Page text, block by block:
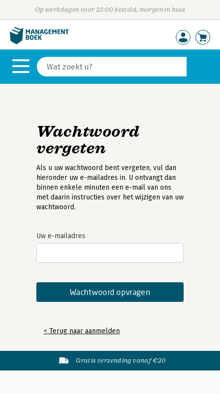
Op werkdagen voor 23:00 besteld, morgen in huis
Wachtwoord
vergeten
Als u uw wachtwoord bent vergeten, vul dan
hieronder uw e-mailadres in. U ontvangt dan
binnen enkele minuten een e-mail van ons
met daarin instructies over het wijzigen van uw
wachtwoord.
Uw e-mailadres
< Terug naar aanmelden
Gratis verzending vanaf €20